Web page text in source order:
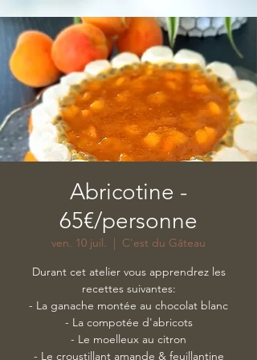
Abricotine -
65€/personne
ven. 10 juil.
  |
C'est du Gâteau
Durant cet atelier vous apprendrez les
recettes suivantes:
- La ganache montée au chocolat blanc
- La compotée d'abricots
- Le moelleux au citron
- Le croustillant amande & feuillantine